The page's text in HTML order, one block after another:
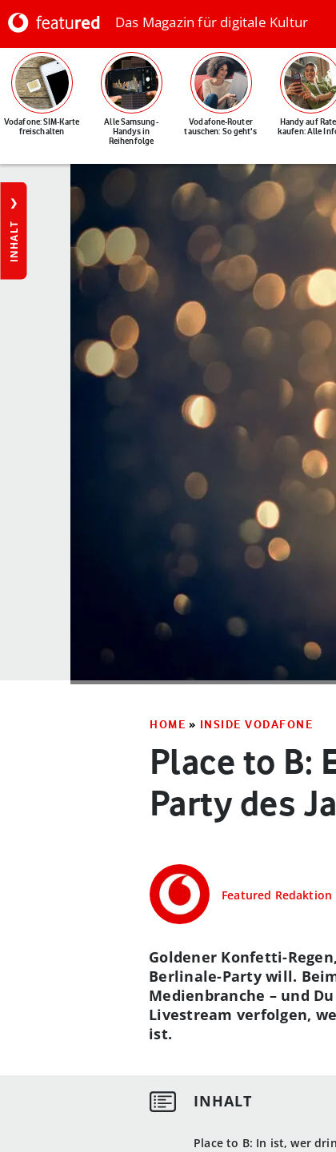
Das Magazin für digitale Kultur
Vodafone: SIM-Karte
freischalten
Alle Samsung-
Handys in
Reihenfolge
Vodafone-Router
tauschen: So geht's
Handy auf
kaufen: Alle
INHALT
HOME » INSIDE VODAFONE
Place to B:
Party des
Featured Redaktion
Place to B: In ist, wer
Goldener Konfetti-
Berlinale-Party will.
Medienbranche – und
Livestream verfolgen,
ist.